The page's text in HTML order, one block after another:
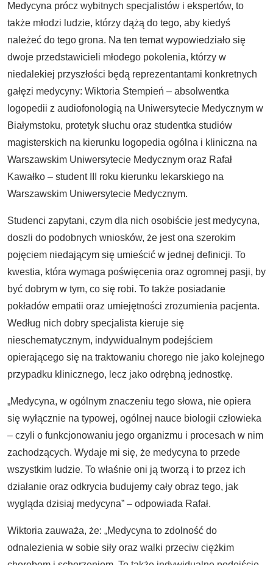
Medycyna prócz wybitnych specjalistów i ekspertów, to
także młodzi ludzie, którzy dążą do tego, aby kiedyś
należeć do tego grona. Na ten temat wypowiedziało się
dwoje przedstawicieli młodego pokolenia, którzy w
niedalekiej przyszłości będą reprezentantami konkretnych
gałęzi medycyny: Wiktoria Stempień – absolwentka
logopedii z audiofonologią na Uniwersytecie Medycznym w
Białymstoku, protetyk słuchu oraz studentka studiów
magisterskich na kierunku logopedia ogólna i kliniczna na
Warszawskim Uniwersytecie Medycznym oraz Rafał
Kawałko – student III roku kierunku lekarskiego na
Warszawskim Uniwersytecie Medycznym.
Studenci zapytani, czym dla nich osobiście jest medycyna,
doszli do podobnych wniosków, że jest ona szerokim
pojęciem niedającym się umieścić w jednej definicji. To
kwestia, która wymaga poświęcenia oraz ogromnej pasji, by
być dobrym w tym, co się robi. To także posiadanie
pokładów empatii oraz umiejętności zrozumienia pacjenta.
Według nich dobry specjalista kieruje się
nieschematycznym, indywidualnym podejściem
opierającego się na traktowaniu chorego nie jako kolejnego
przypadku klinicznego, lecz jako odrębną jednostkę.
„Medycyna, w ogólnym znaczeniu tego słowa, nie opiera
się wyłącznie na typowej, ogólnej nauce biologii człowieka
– czyli o funkcjonowaniu jego organizmu i procesach w nim
zachodzących. Wydaje mi się, że medycyna to przede
wszystkim ludzie. To właśnie oni ją tworzą i to przez ich
działanie oraz odkrycia budujemy cały obraz tego, jak
wygląda dzisiaj medycyna” – odpowiada Rafał.
Wiktoria zauważa, że: „Medycyna to zdolność do
odnalezienia w sobie siły oraz walki przeciw ciężkim